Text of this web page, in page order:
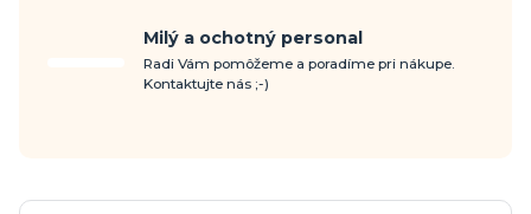
Milý a ochotný personal
Radi Vám pomôžeme a poradíme pri nákupe.
Kontaktujte nás ;-)